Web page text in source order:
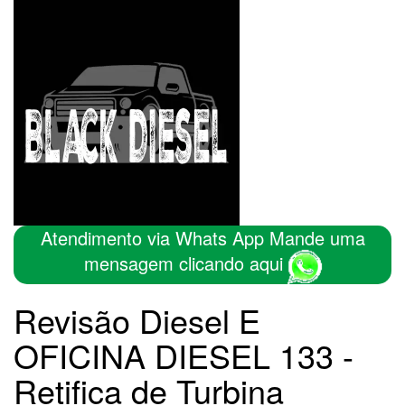
Atendimento via Whats App Mande uma
mensagem clicando aqui
Revisão Diesel E
OFICINA DIESEL 133 -
Retifica de Turbina